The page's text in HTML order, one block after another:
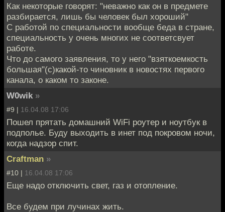
Как некоторые говорят: "неважно как он в предмете
разбирается, лишь бы человек был хороший"
С работой по специальности вообще беда в стране,
специальность у очень многих не соответсвует
работе.
Что до самого заявления, то у него "взяткоемкость
большая"(с)какой-то чиновник в новостях первого
канала, о каком то законе.
W0wik »
#9 | 16.04.08 17:06
Пошел прятать домашний WiFi роутер и ноутбук в
подполье. Буду выходить в инет под покровом ночи,
когда надзор спит.
Craftman »
#10 | 16.04.08 17:06
Еще надо отключить свет, газ и отопление.
Все будем при лучинах жить.